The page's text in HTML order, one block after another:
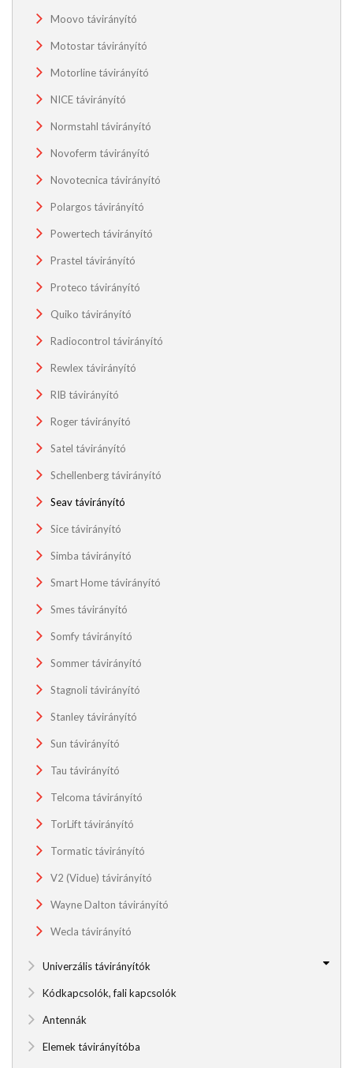
Moovo távirányító
Motostar távirányító
Motorline távirányító
NICE távirányító
Normstahl távirányító
Novoferm távirányító
Novotecnica távirányító
Polargos távirányító
Powertech távirányító
Prastel távirányító
Proteco távirányító
Quiko távirányító
Radiocontrol távirányító
Rewlex távirányító
RIB távirányító
Roger távirányító
Satel távirányító
Schellenberg távirányító
Seav távirányító
Sice távirányító
Simba távirányító
Smart Home távirányító
Smes távirányító
Somfy távirányító
Sommer távirányító
Stagnoli távirányító
Stanley távirányító
Sun távirányító
Tau távirányító
Telcoma távirányító
TorLift távirányító
Tormatic távirányító
V2 (Vidue) távirányító
Wayne Dalton távirányító
Wecla távirányító
Univerzális távirányítók
Kódkapcsolók, fali kapcsolók
Antennák
Elemek távirányítóba